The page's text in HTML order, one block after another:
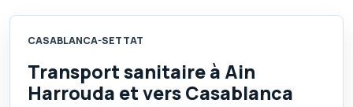
CASABLANCA-SETTAT
Transport sanitaire à Ain
Harrouda et vers Casablanca